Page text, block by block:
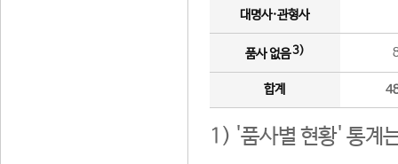
대명사·관형사
품사 없음3)
합계
1) '품사별 현황' 통계